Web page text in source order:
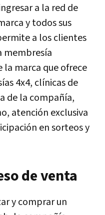
a la red de
y todos sus
a los clientes
membresía
la marca que ofrece
4x4, clínicas de
de la compañía,
atención exclusiva
en sorteos y
de venta
y comprar un